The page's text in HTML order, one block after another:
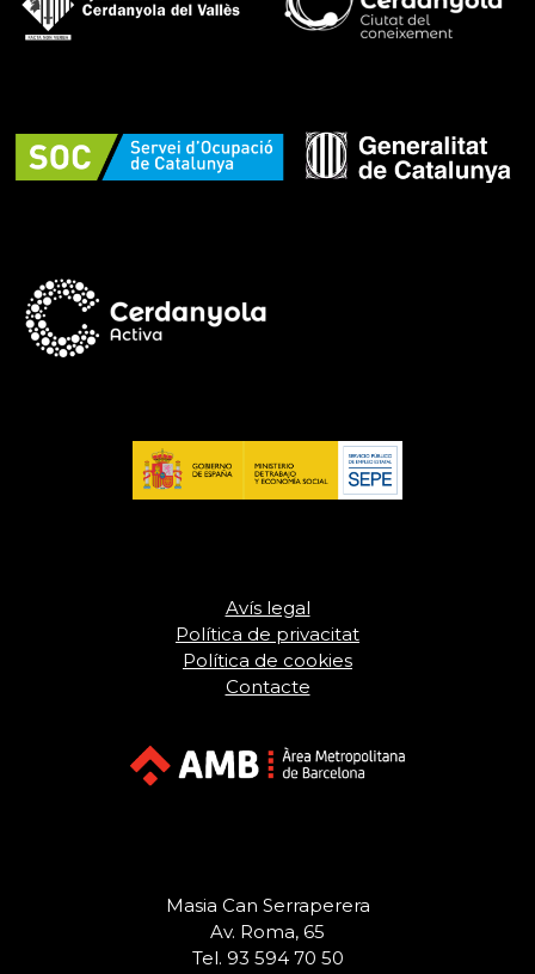
Avís legal
Política de privacitat
Política de cookies
Contacte
Masia Can Serraperera
Av. Roma, 65
Tel. 93 594 70 50